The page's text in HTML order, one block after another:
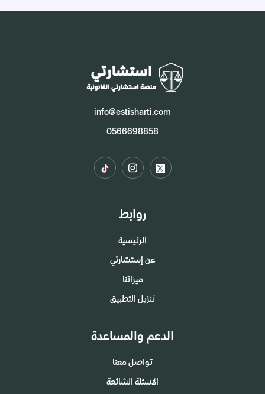
info@estisharti.com
0566698858
روابط
الرئيسية
عن إستشارتي
ميزاتنا
تنزيل التطبيق
الدعم والمساعدة
تواصل معنا
الاسئلة الشائعة